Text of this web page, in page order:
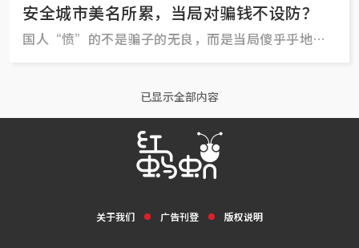
安全城市美名所累，当局对骗钱不设防？
国人“愤”的不是骗子的无良，而是当局傻乎乎地让
已显示全部内容
关于我们 广告刊登 版权说明